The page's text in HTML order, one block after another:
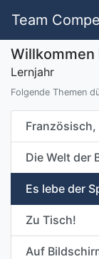
Team
Willkommen
Lernjahr
Folgende Themen
Französisch,
Die Welt der
Es lebe der
Zu Tisch!
Auf